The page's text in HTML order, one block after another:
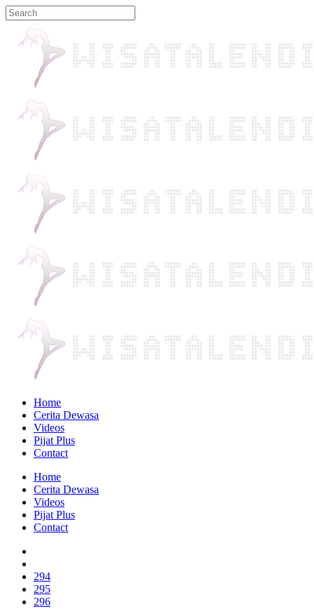
Home
Cerita Dewasa
Videos
Pijat Plus
Contact
Home
Cerita Dewasa
Videos
Pijat Plus
Contact
294
295
296